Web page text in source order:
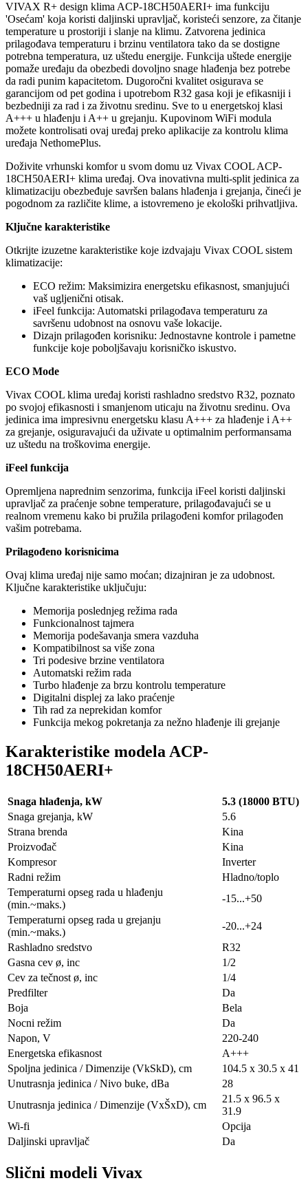
VIVAX R+ design klima ACP-18CH50AERI+ ima funkciju
'Osećam' koja koristi daljinski upravljač, koristeći senzore, za čitanje
temperature u prostoriji i slanje na klimu. Zatvorena jedinica
prilagođava temperaturu i brzinu ventilatora tako da se dostigne
potrebna temperatura, uz uštedu energije. Funkcija uštede energije
pomaže uređaju da obezbedi dovoljno snage hlađenja bez potrebe
da radi punim kapacitetom. Dugoročni kvalitet osigurava se
garancijom od pet godina i upotrebom R32 gasa koji je efikasniji i
bezbedniji za rad i za životnu sredinu. Sve to u energetskoj klasi
A+++ u hlađenju i A++ u grejanju. Kupovinom WiFi modula
možete kontrolisati ovaj uređaj preko aplikacije za kontrolu klima
uređaja NethomePlus.
Doživite vrhunski komfor u svom domu uz Vivax COOL ACP-
18CH50AERI+ klima uređaj. Ova inovativna multi-split jedinica za
klimatizaciju obezbeđuje savršen balans hlađenja i grejanja, čineći je
pogodnom za različite klime, a istovremeno je ekološki prihvatljiva.
Ključne karakteristike
Otkrijte izuzetne karakteristike koje izdvajaju Vivax COOL sistem
klimatizacije:
ECO režim: Maksimizira energetsku efikasnost, smanjujući
vaš ugljenični otisak.
iFeel funkcija: Automatski prilagođava temperaturu za
savršenu udobnost na osnovu vaše lokacije.
Dizajn prilagođen korisniku: Jednostavne kontrole i pametne
funkcije koje poboljšavaju korisničko iskustvo.
ECO Mode
Vivax COOL klima uređaj koristi rashladno sredstvo R32, poznato
po svojoj efikasnosti i smanjenom uticaju na životnu sredinu. Ova
jedinica ima impresivnu energetsku klasu A+++ za hlađenje i A++
za grejanje, osiguravajući da uživate u optimalnim performansama
uz uštedu na troškovima energije.
iFeel funkcija
Opremljena naprednim senzorima, funkcija iFeel koristi daljinski
upravljač za praćenje sobne temperature, prilagođavajući se u
realnom vremenu kako bi pružila prilagođeni komfor prilagođen
vašim potrebama.
Prilagođeno korisnicima
Ovaj klima uređaj nije samo moćan; dizajniran je za udobnost.
Ključne karakteristike uključuju:
Memorija poslednjeg režima rada
Funkcionalnost tajmera
Memorija podešavanja smera vazduha
Kompatibilnost sa više zona
Tri podesive brzine ventilatora
Automatski režim rada
Turbo hlađenje za brzu kontrolu temperature
Digitalni displej za lako praćenje
Tih rad za neprekidan komfor
Funkcija mekog pokretanja za nežno hlađenje ili grejanje
Karakteristike modela ACP-
18CH50AERI+
Snaga hlađenja, kW
5.3 (18000 BTU)
Snaga grejanja, kW
5.6
Strana brenda
Kina
Proizvođač
Kina
Kompresor
Inverter
Radni režim
Hladno/toplo
Temperaturni opseg rada u hlađenju
(min.~maks.)
-15...+50
Temperaturni opseg rada u grejanju
(min.~maks.)
-20...+24
Rashladno sredstvo
R32
Gasna cev ø, inc
1/2
Cev za tečnost ø, inc
1/4
Predfilter
Da
Boja
Bela
Nocni režim
Da
Napon, V
220-240
Energetska efikasnost
A+++
Spoljna jedinica / Dimenzije (VkSkD), сm
104.5 x 30.5 x 41
Unutrasnja jedinica / Nivo buke, dBa
28
Unutrasnja jedinica / Dimenzije (VxŠxD), сm
21.5 x 96.5 x
31.9
Wi-fi
Opcija
Daljinski upravljač
Da
Slični modeli Vivax